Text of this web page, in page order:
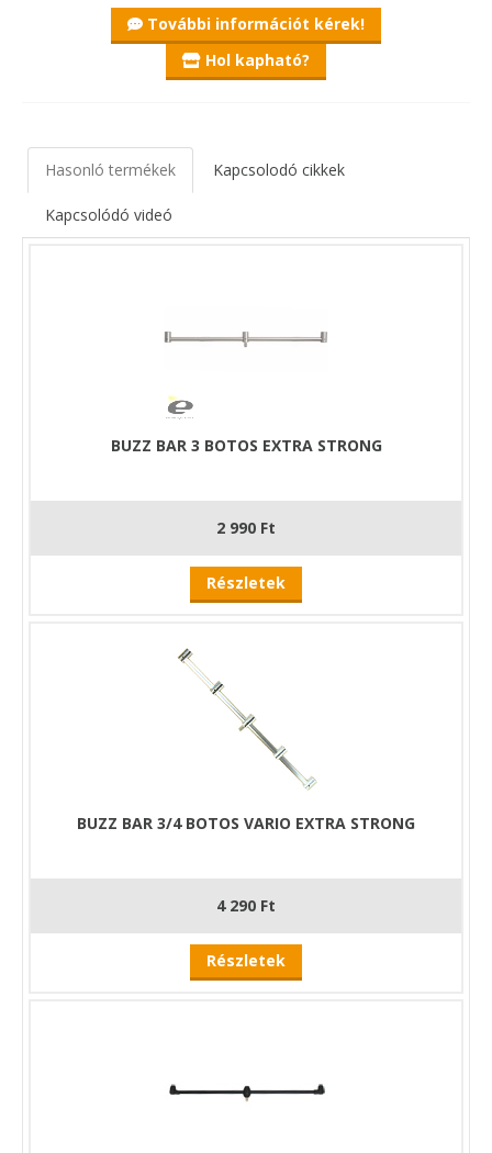
További információt kérek!
Hol kapható?
Hasonló termékek Kapcsolodó cikkek
Kapcsolódó videó
BUZZ BAR 3 BOTOS EXTRA STRONG
2 990 Ft
Részletek
BUZZ BAR 3/4 BOTOS VARIO EXTRA STRONG
4 290 Ft
Részletek